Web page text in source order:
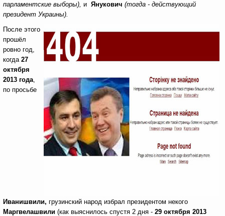
парламентские выборы), и Янукович (тогда - действующий
президент Украины).
После этого
прошёл
ровно год,
когда 27
октября
2013 года,
по просьбе
Иванишвили, грузинский народ избрал президентом некого
Маргвелашвили (как выяснилось спустя 2 дня - 29 октября 2013